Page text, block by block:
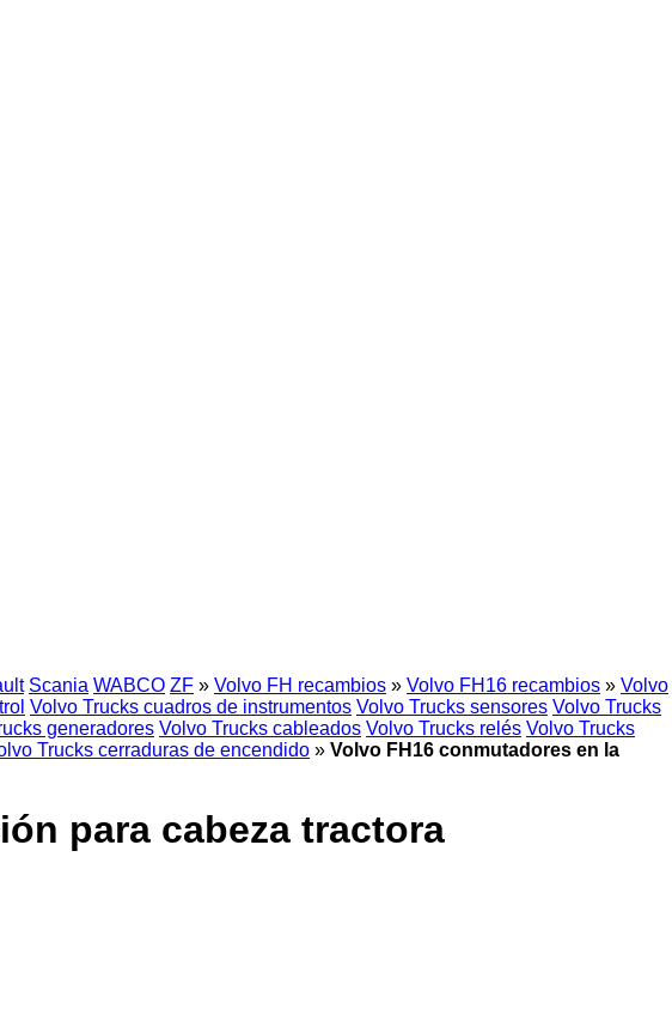
Scania WABCO ZF » Volvo FH recambios » Volvo FH16 recambios » Volvo
Volvo Trucks cuadros de instrumentos Volvo Trucks sensores Volvo Trucks
generadores Volvo Trucks cableados Volvo Trucks relés Volvo Trucks
Trucks cerraduras de encendido » Volvo FH16 conmutadores en la
para cabeza tractora